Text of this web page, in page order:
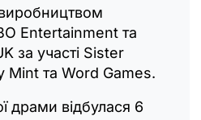
Entertainment та
за участі Sister
та Word Games.
драми відбулася 6